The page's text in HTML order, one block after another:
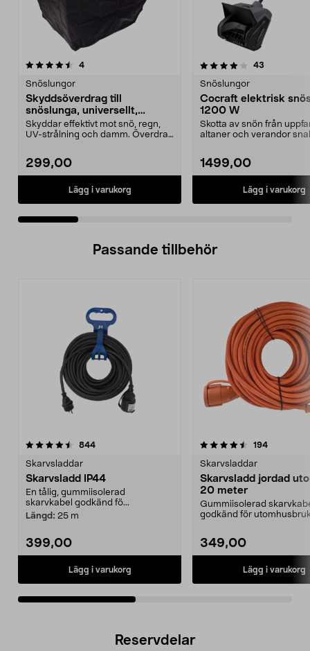
4recensioner
Snöslungor
Skyddsöverdrag till
snöslunga, universellt,
120x81x101 cm
Skyddar effektivt mot snö, regn,
UV-strålning och damm. Överdrag
299,00
Lägg i varukorg
4.0 av 5 stjärnor 43
Snöslungor
Cocraft elektrisk
1200 W
Skotta av snön från
altaner och verandor
1499,00
Lägg i varukorg
4.0 av 5 stjärnor
Passande tillbehör
844recensioner
Skarvsladdar
Skarvsladd IP44
En tålig, gummiisolerad
skarvkabel godkänd fö...
Längd: 25 m
399,00
Lägg i varukorg
4.5av 5 stjärnor 194
Skarvsladdar
Skarvsladd jordad
20 meter
Gummiisolerad
godkänd för
349,00
Lägg i varukorg
4.5av 5 stjärnor
Reservdelar